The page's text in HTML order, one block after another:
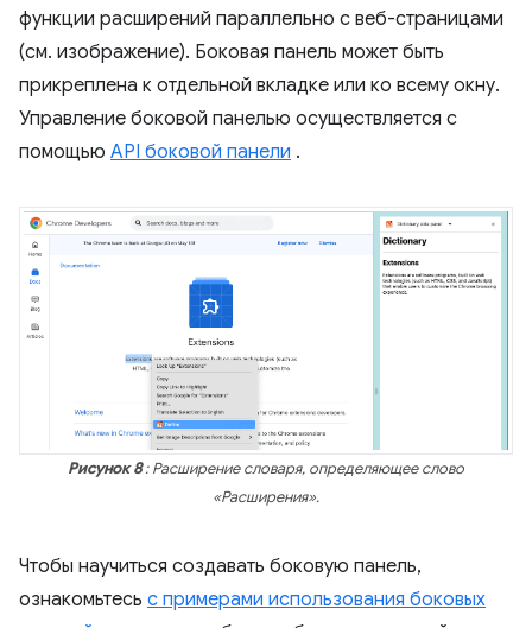
функции расширений параллельно с веб-страницами
(см. изображение). Боковая панель может быть
прикреплена к отдельной вкладке или ко всему окну.
Управление боковой панелью осуществляется с
помощью API боковой панели .
Рисунок 8: Расширение словаря, определяющее слово
«Расширения».
Чтобы научиться создавать боковую панель,
ознакомьтесь с примерами использования боковых